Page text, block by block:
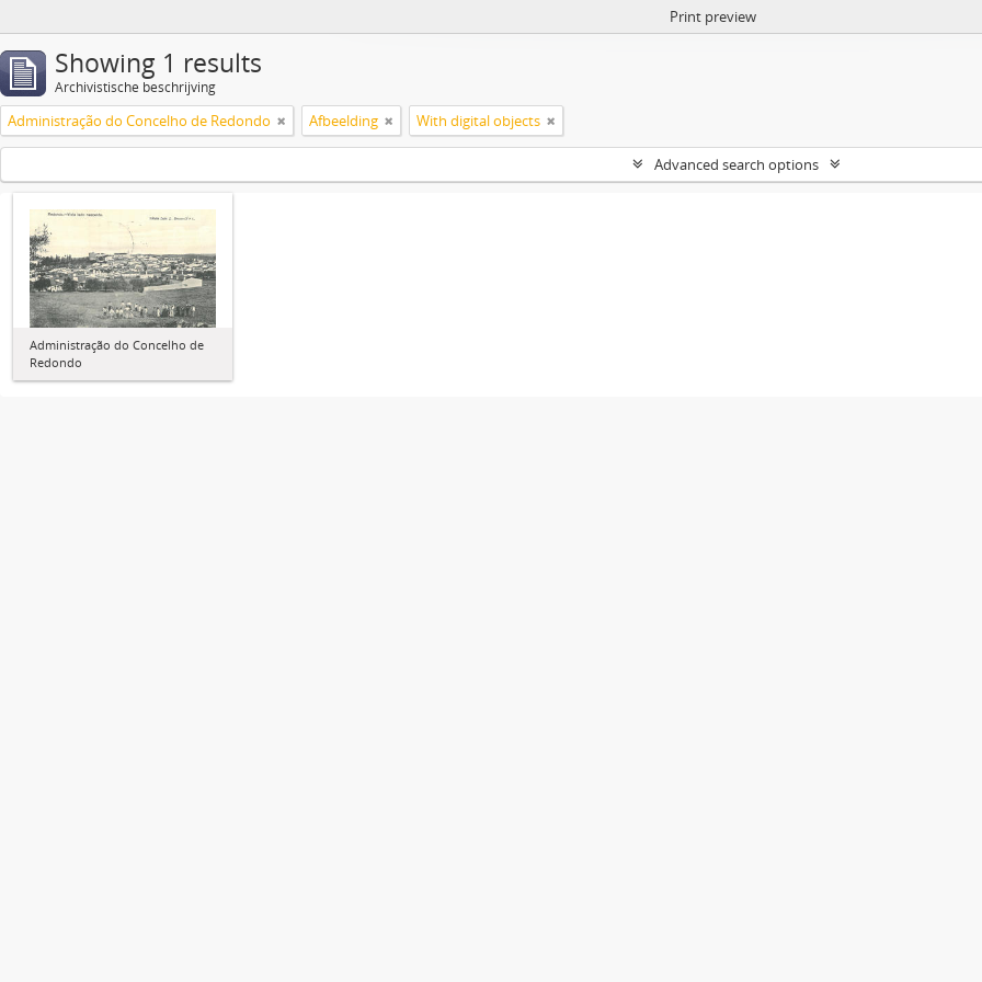
Print preview
Showing 1 results
Archivistische beschrijving
Administração do Concelho de Redondo Afbeelding With digital objects
Advanced search options
Administração do Concelho de
Redondo